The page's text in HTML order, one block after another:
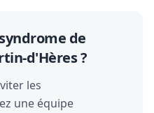
de
d'Hères ?
les
une équipe